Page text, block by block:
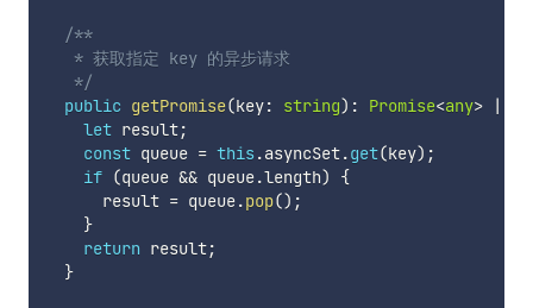
/**
   * 获取指定 key 的异步请求
   */
public getPromise(key: string) : Promise<any> |
let result;
const queue = this .asyncSet.get(key) ;
if (queue && queue.length)
{
      result
= queue.pop() ;
}
return result;
}